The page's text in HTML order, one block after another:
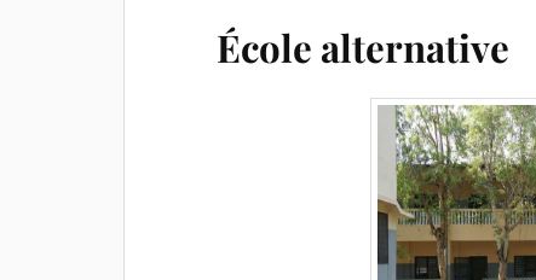
École alternative